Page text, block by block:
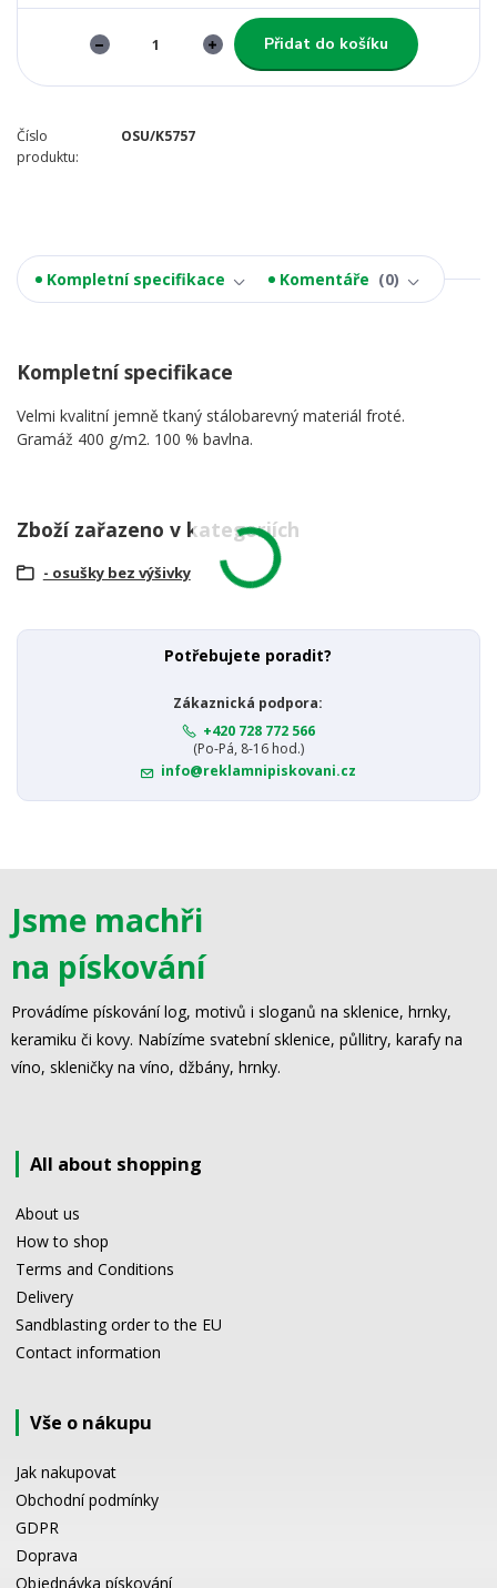
Přidat do košíku
Číslo
produktu:
OSU/K5757
Kompletní specifikace Komentáře 0
Kompletní specifikace
Velmi kvalitní jemně tkaný stálobarevný materiál froté.
Gramáž 400 g/m2. 100 % bavlna.
Zboží zařazeno v kategoriích
- osušky bez výšivky
Potřebujete poradit?
Zákaznická podpora:
+420 728 772 566
(Po-Pá, 8-16 hod.)
info@reklamnipiskovani.cz
Jsme machři
na pískování
Provádíme pískování log, motivů i sloganů na sklenice, hrnky,
keramiku či kovy. Nabízíme svatební sklenice, půllitry, karafy na
víno, skleničky na víno, džbány, hrnky.
All about shopping
About us
How to shop
Terms and Conditions
Delivery
Sandblasting order to the EU
Contact information
Vše o nákupu
Jak nakupovat
Obchodní podmínky
GDPR
Doprava
Objednávka pískování